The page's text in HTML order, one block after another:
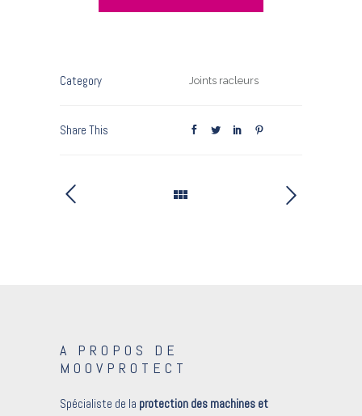
Category Joints racleurs
Share This
A PROPOS DE
MOOVPROTECT
Spécialiste de la protection des machines et